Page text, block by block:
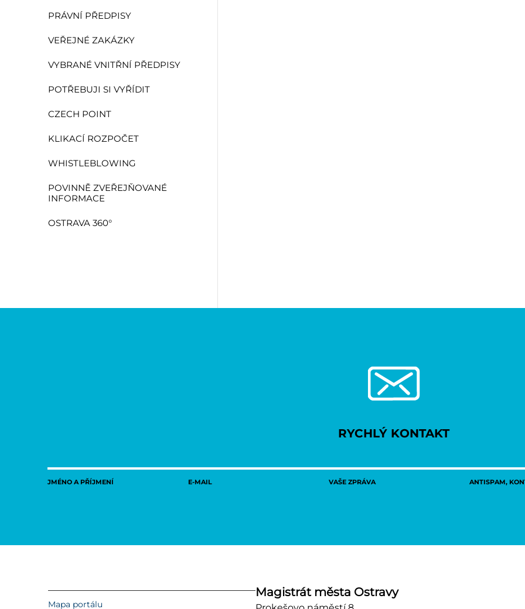
PRÁVNÍ PŘEDPISY
VEŘEJNÉ ZAKÁZKY
VYBRANÉ VNITŘNÍ PŘEDPISY
POTŘEBUJI SI VYŘÍDIT
CZECH POINT
KLIKACÍ ROZPOČET
WHISTLEBLOWING
POVINNĚ ZVEŘEJŇOVANÉ
INFORMACE
OSTRAVA 360°
RYCHLÝ KONTAKT
JMÉNO A PŘÍJMENÍ E-MAIL VAŠE ZPRÁVA ANTISPAM,
Mapa portálu
Magistrát města Ostravy